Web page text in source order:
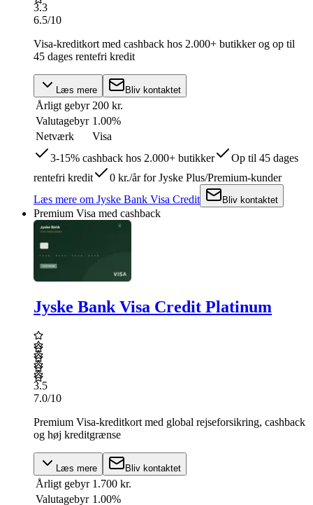
3.3
6.5/10
Visa-kreditkort med cashback hos 2.000+ butikker og op til
45 dages rentefri kredit
Læs mere Bliv kontaktet
Årligt gebyr 200 kr.
Valutagebyr 1.00%
Netværk
Visa
3-15% cashback hos 2.000+ butikker
Op til 45 dages
rentefri kredit
0 kr./år for Jyske Plus/Premium-kunder
Læs mere om Jyske Bank Visa Credit Bliv kontaktet
Premium Visa med cashback
Jyske Bank Visa Credit Platinum
3.5
7.0/10
Premium Visa-kreditkort med global rejseforsikring, cashback
og høj kreditgrænse
Læs mere Bliv kontaktet
Årligt gebyr 1.700 kr.
Valutagebyr 1.00%